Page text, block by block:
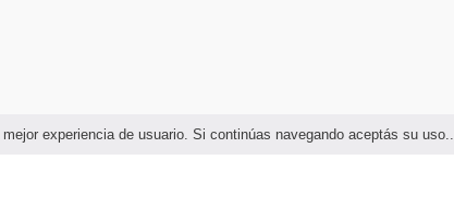
experiencia de usuario. Si continúas navegando aceptás su uso..